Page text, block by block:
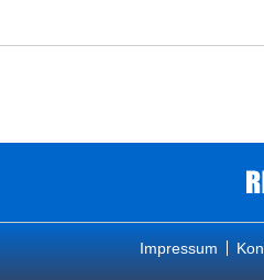
Impressum